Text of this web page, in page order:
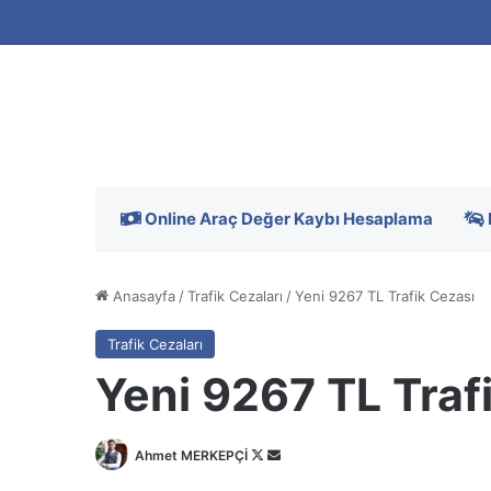
Online Araç Değer Kaybı Hesaplama
Anasayfa /Trafik Cezaları /Yeni 9267 TL Trafik Cezası
Trafik Cezaları
Yeni 9267 TL
Ahmet MERKEPÇİ
Follow
Bir